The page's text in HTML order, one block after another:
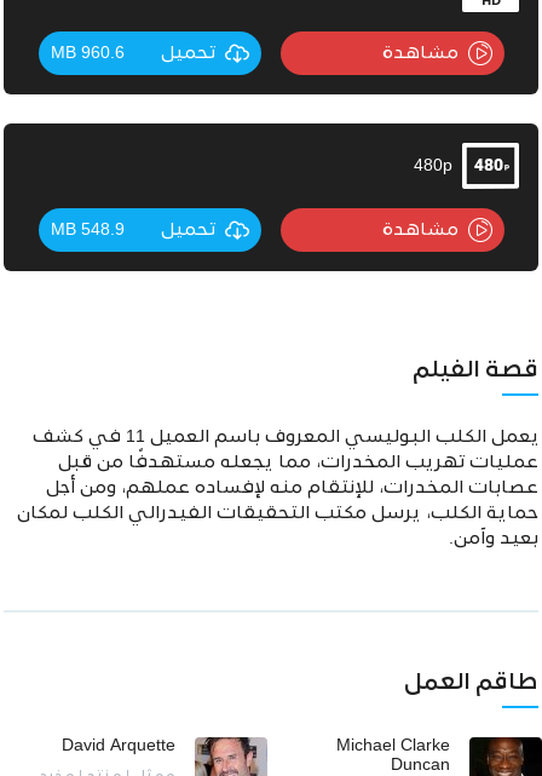
مشاهدة تحميل 960.6 MB
480p
مشاهدة تحميل 548.9 MB
قصة الفيلم
يعمل الكلب البوليسي المعروف باسم العميل 11 في كشف
عمليات تهريب المخدرات، مما يجعله مستهدفًا من قبل
عصابات المخدرات، للإنتقام منه لإفساده عملهم، ومن أجل
حماية الكلب، يرسل مكتب التحقيقات الفيدرالي الكلب لمكان
بعيد وآمن.
طاقم العمل
Michael Clarke
Duncan
David Arquette